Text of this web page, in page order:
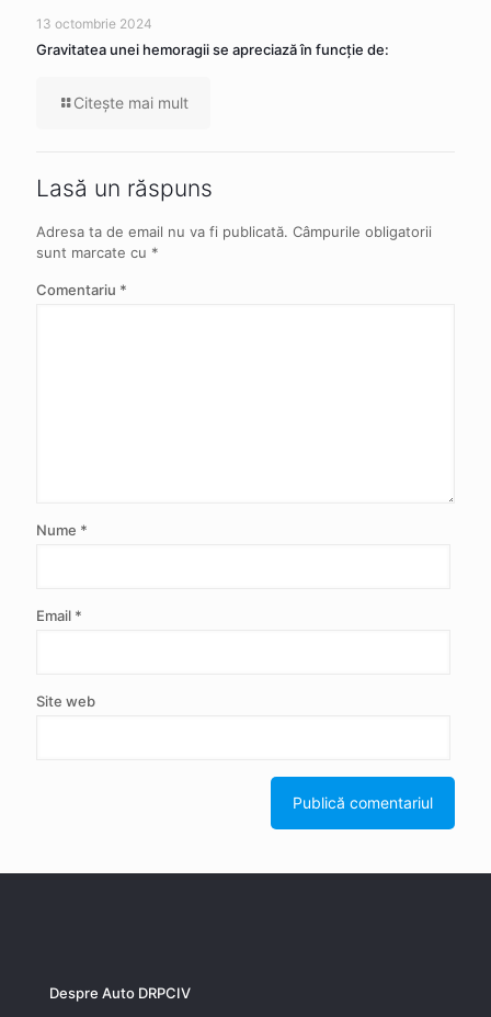
13 octombrie 2024
Gravitatea unei hemoragii se apreciază în funcție de:
Citeşte mai mult
Lasă un răspuns
Adresa ta de email nu va fi publicată. Câmpurile obligatorii
sunt marcate cu *
Comentariu *
Nume *
Email *
Site web
Despre Auto DRPCIV